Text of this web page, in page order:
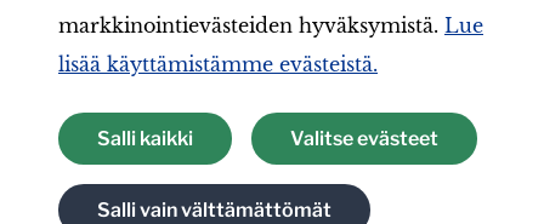
markkinointievästeiden hyväksymistä. Lue
lisää käyttämistämme evästeistä.
Salli kaikki
Salli vain välttämättömät
Valitse evästeet
Suomen Lions-liitto ry
Tietosuojaseloste
Tietoa evästeistä